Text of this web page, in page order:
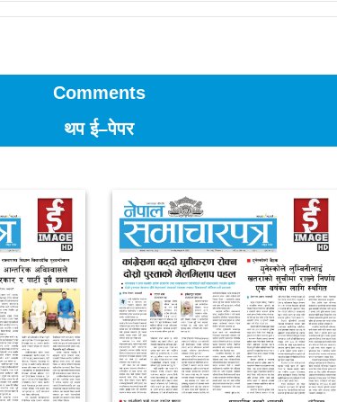
Comments
थप ई–पेपर